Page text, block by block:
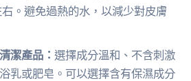
。避免過熱的水，以減少對皮膚
潔產品：選擇成分溫和、不含刺激
乳或肥皂。可以選擇含有保濕成分